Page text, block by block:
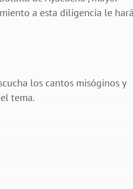
a esta diligencia le
los cantos misóginos y
tema.